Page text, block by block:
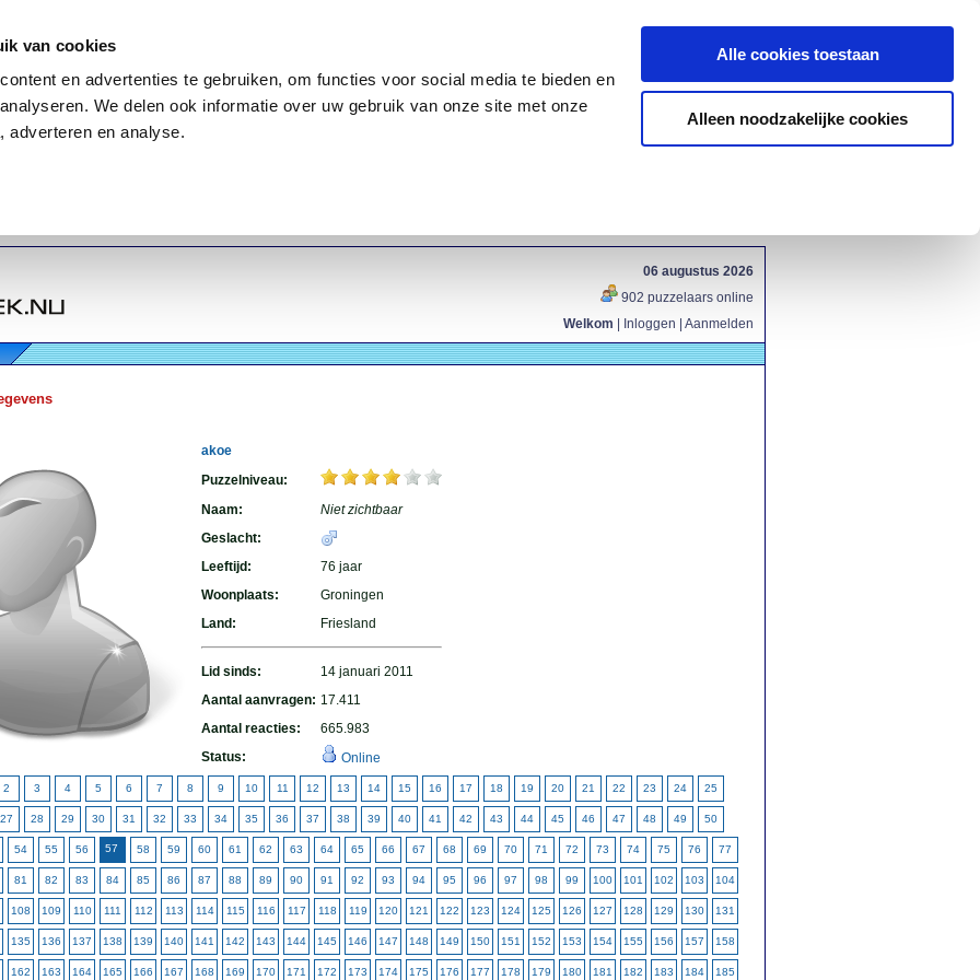
van cookies
en advertenties te gebruiken, om functies voor social media te bieden en
We delen ook informatie over uw gebruik van onze site met onze
adverteren en analyse.
Alle cookies toestaan
Alleen noodzakelijke cookies
06 augustus 2026
902 puzzelaars online
Welkom
Inloggen Aanmelden
akoe
Puzzelniveau:
Naam:
Niet zichtbaar
Geslacht:
Leeftijd:
76 jaar
Woonplaats:
Groningen
Land:
Friesland
Lid sinds:
14 januari 2011
Aantal aanvragen: 17.411
Aantal reacties:
665.983
Status:
Online
2 3 4 5 6 7 8 9 10 11 12 13 14 15 16 17 18 19 20 21 22 23 24 25
27 28 29 30 31 32 33 34 35 36 37 38 39 40 41 42 43 44 45 46 47 48 49 50
54 55 56 57 58 59 60 61 62 63 64 65 66 67 68 69 70 71 72 73 74 75 76 77
81 82 83 84 85 86 87 88 89 90 91 92 93 94 95 96 97 98 99 100 101 102 103 104
108 109 110 111 112 113 114 115 116 117 118 119 120 121 122 123 124 125 126 127 128 129 130 131
135 136 137 138 139 140 141 142 143 144 145 146 147 148 149 150 151 152 153 154 155 156 157 158
162 163 164 165 166 167 168 169 170 171 172 173 174 175 176 177 178 179 180 181 182 183 184 185